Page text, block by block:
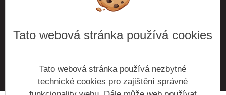
ODESLAT
Tato webová stránka používá cookies
Tato webová stránka používá nezbytné
technické cookies pro zajištění správné